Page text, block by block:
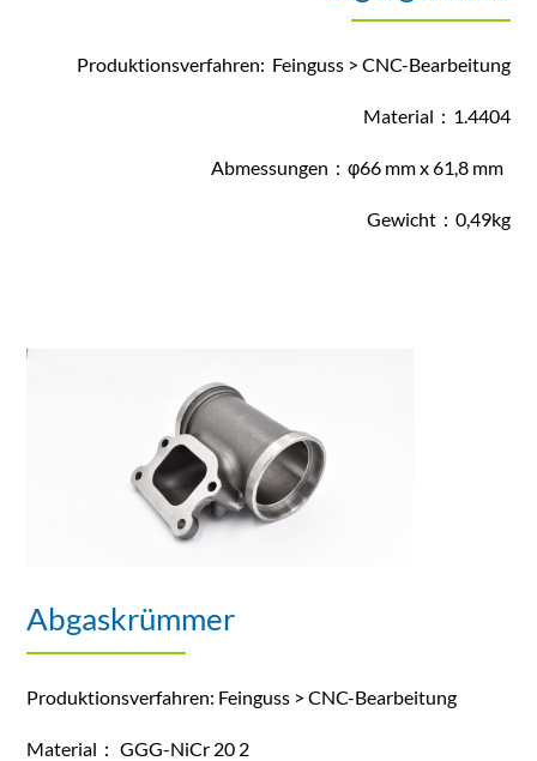
Produktionsverfahren: Feinguss > CNC-Bearbeitung
Material：1.4404
Abmessungen：φ66 mm x 61,8 mm
Gewicht：0,49kg
Abgaskrümmer
Produktionsverfahren: Feinguss > CNC-Bearbeitung
Material： GGG-NiCr 20 2